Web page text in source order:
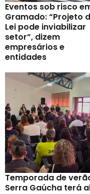
Eventos sob risco
Gramado: “Projeto
Lei pode inviabilizar
setor”, dizem
empresários e
entidades
Temporada de
Serra Gaúcha terá